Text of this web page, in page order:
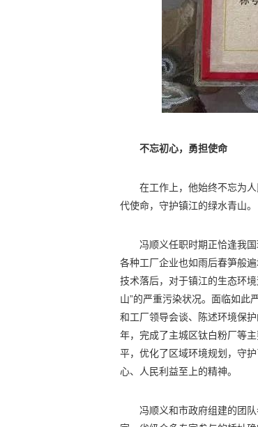
不忘初心，勇担使命
在工作上，他始终不忘为
代使命，守护镇江的绿水青山。
冯顺义任职时期正恰逢我
各种工厂企业也如雨后春笋般
技术落后，对于镇江的生态环
山”的严重污染状况。面临如此
和工厂领导会谈、陈述环境保
年，完成了主城区钛白粉厂等
平，优化了区域环境规划，守
心、人民利益至上的精神。
冯顺义和市政府组建的团